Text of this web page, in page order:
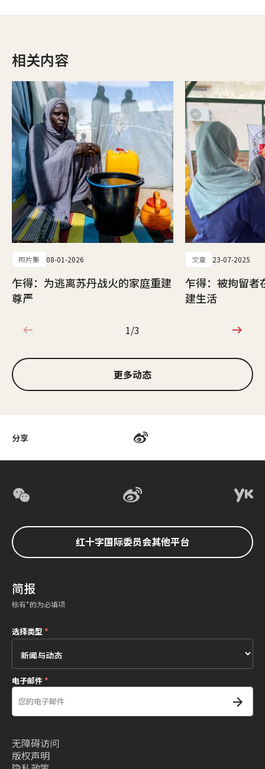
分享
相关内容
照片集 08-01-2026
乍得：为逃离苏丹战火的家庭重建
尊严
文章 23-07-2025
乍得：被拘留者
建生活
1/3
1/3
更多动态
红十字国际委员会其他平台
简报
标有*的为必填项
选择类型*
电子邮件*
无障碍访问
版权声明